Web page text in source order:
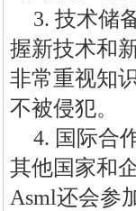
3. 技术储
握新技术和
非常重视知
不被侵犯。
4. 国际合
其他国家和
Asml还会参